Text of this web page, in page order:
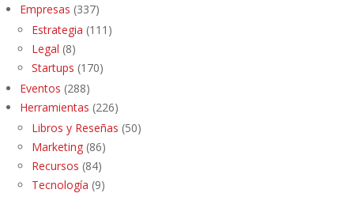
Empresas (337)
Estrategia (111)
Legal (8)
Startups (170)
Eventos (288)
Herramientas (226)
Libros y Reseñas (50)
Marketing (86)
Recursos (84)
Tecnología (9)